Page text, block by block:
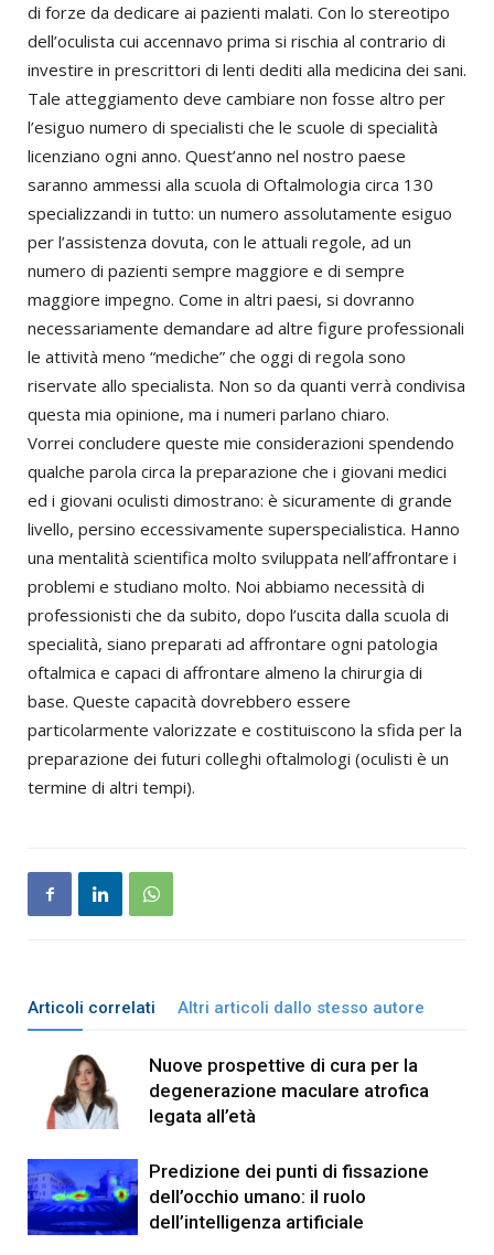
di forze da dedicare ai pazienti malati. Con lo stereotipo
dell’oculista cui accennavo prima si rischia al contrario di
investire in prescrittori di lenti dediti alla medicina dei sani.
Tale atteggiamento deve cambiare non fosse altro per
l’esiguo numero di specialisti che le scuole di specialità
licenziano ogni anno. Quest’anno nel nostro paese
saranno ammessi alla scuola di Oftalmologia circa 130
specializzandi in tutto: un numero assolutamente esiguo
per l’assistenza dovuta, con le attuali regole, ad un
numero di pazienti sempre maggiore e di sempre
maggiore impegno. Come in altri paesi, si dovranno
necessariamente demandare ad altre figure professionali
le attività meno “mediche” che oggi di regola sono
riservate allo specialista. Non so da quanti verrà condivisa
questa mia opinione, ma i numeri parlano chiaro.
Vorrei concludere queste mie considerazioni spendendo
qualche parola circa la preparazione che i giovani medici
ed i giovani oculisti dimostrano: è sicuramente di grande
livello, persino eccessivamente superspecialistica. Hanno
una mentalità scientifica molto sviluppata nell’affrontare i
problemi e studiano molto. Noi abbiamo necessità di
professionisti che da subito, dopo l’uscita dalla scuola di
specialità, siano preparati ad affrontare ogni patologia
oftalmica e capaci di affrontare almeno la chirurgia di
base. Queste capacità dovrebbero essere
particolarmente valorizzate e costituiscono la sfida per la
preparazione dei futuri colleghi oftalmologi (oculisti è un
termine di altri tempi).
Articoli correlati Altri articoli dallo stesso autore
Nuove prospettive di cura per la
degenerazione maculare atrofica
legata all’età
Predizione dei punti di fissazione
dell’occhio umano: il ruolo
dell’intelligenza artificiale